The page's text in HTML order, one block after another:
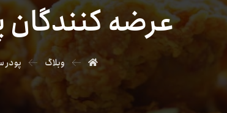
عرضه کنندگان
وبلاگ پودر